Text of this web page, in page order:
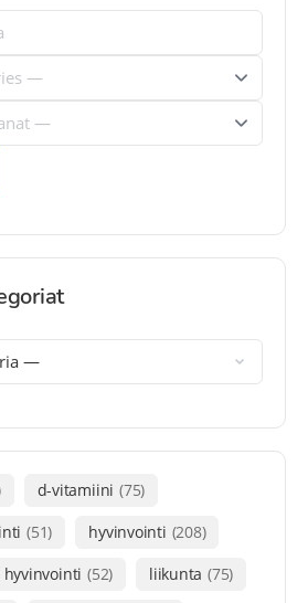
d-vitamiini (75)
(51) hyvinvointi (208)
hyvinvointi (52) liikunta (75)